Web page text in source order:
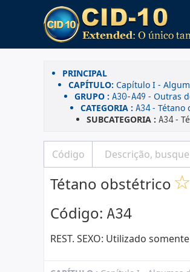
PRINCIPAL
CAPÍTULO: Capítulo I -
GRUPO : A30-A49 - Outras
CATEGORIA : A34- Tétano
SUBCATEGORIA : A34-
Tétano obstétrico
Código: A34
REST. SEXO: Utilizado